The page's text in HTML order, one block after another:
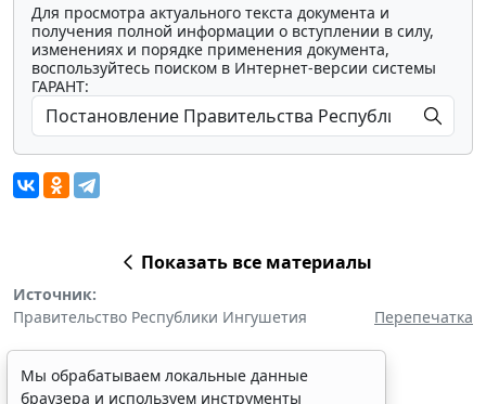
Для просмотра актуального текста документа и
получения полной информации о вступлении в силу,
изменениях и порядке применения документа,
воспользуйтесь поиском в Интернет-версии системы
ГАРАНТ:
Показать все материалы
Источник:
Правительство Республики Ингушетия
Перепечатка
Мы обрабатываем локальные данные
браузера и используем инструменты